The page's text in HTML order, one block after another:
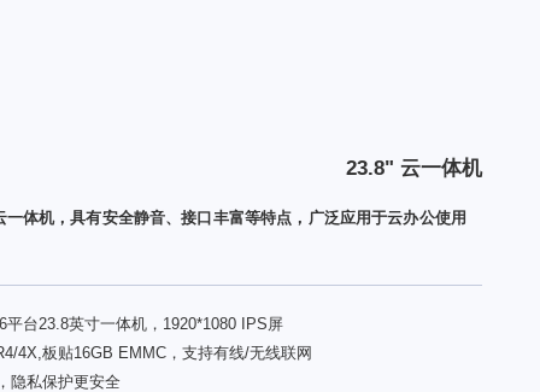
23.8" 云一体机
一体机，具有安全静音、接口丰富等特点，广泛应用于云办公使用
平台23.8英寸一体机，1920*1080 IPS屏
4X,板贴16GB EMMC，支持有线/无线联网
隐私保护更安全